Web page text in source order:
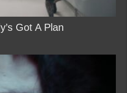
Got A Plan